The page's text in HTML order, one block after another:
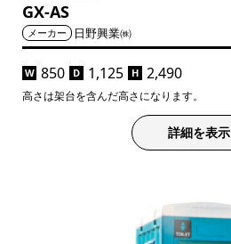
GX-AS
メーカー 日野興業㈱
W 850 D 1,125 H 2,490
高さは架台を含んだ高さになります。
詳細を表示